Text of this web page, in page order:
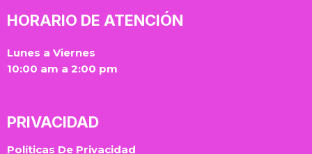
HORARIO DE ATENCIÓN
Lunes a Viernes
10:00 am a 2:00 pm
PRIVACIDAD
Políticas De Privacidad